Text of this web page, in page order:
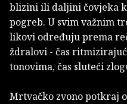
blizini ili daljini čovjeka
pogreb. U svim važnim
likovi određuju prema
ždralovi - čas
tonovima, čas sluteći
Mrtvačko zvono potkraj